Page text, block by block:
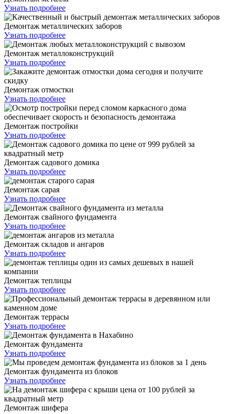
Узнать подробнее
Демонтаж металлических заборов
Узнать подробнее
Демонтаж металлоконструкций
Узнать подробнее
Демонтаж отмостки
Узнать подробнее
Демонтаж постройки
Узнать подробнее
Демонтаж садового домика
Узнать подробнее
Демонтаж сарая
Узнать подробнее
Демонтаж свайного фундамента
Узнать подробнее
Демонтаж складов и ангаров
Узнать подробнее
Демонтаж теплицы
Узнать подробнее
Демонтаж террасы
Узнать подробнее
Демонтаж фундамента
Узнать подробнее
Демонтаж фундамента из блоков
Узнать подробнее
Демонтаж шифера